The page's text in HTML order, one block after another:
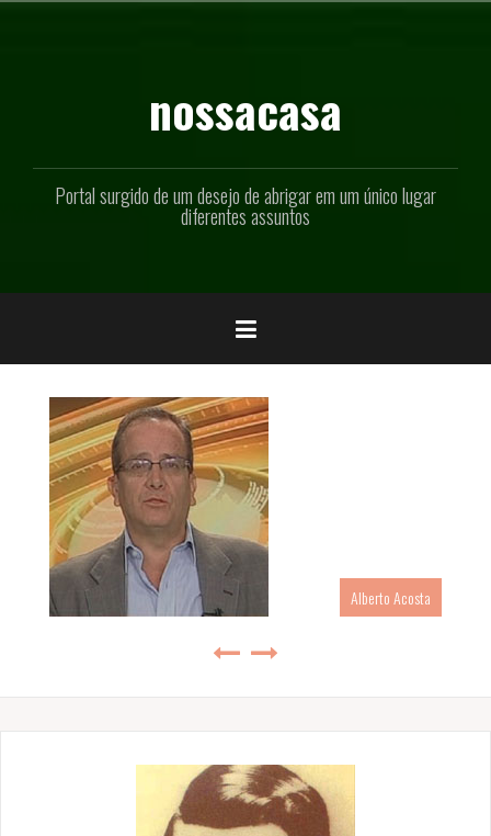
nossacasa
Portal surgido de um desejo de abrigar em um único lugar
diferentes assuntos
Alberto Acosta